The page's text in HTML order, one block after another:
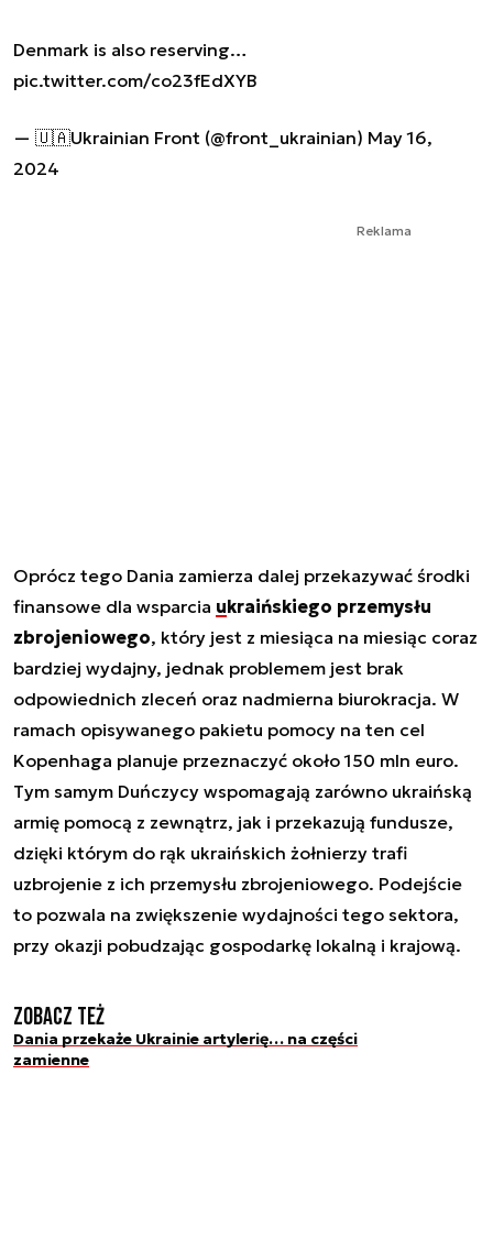
Denmark is also reserving…
pic.twitter.com/co23fEdXYB
— 🇺🇦Ukrainian Front (@front_ukrainian) May 16,
2024
Reklama
Oprócz tego Dania zamierza dalej przekazywać środki
finansowe dla wsparcia ukraińskiego przemysłu
zbrojeniowego, który jest z miesiąca na miesiąc coraz
bardziej wydajny, jednak problemem jest brak
odpowiednich zleceń oraz nadmierna biurokracja. W
ramach opisywanego pakietu pomocy na ten cel
Kopenhaga planuje przeznaczyć około 150 mln euro.
Tym samym Duńczycy wspomagają zarówno ukraińską
armię pomocą z zewnątrz, jak i przekazują fundusze,
dzięki którym do rąk ukraińskich żołnierzy trafi
uzbrojenie z ich przemysłu zbrojeniowego. Podejście
to pozwala na zwiększenie wydajności tego sektora,
przy okazji pobudzając gospodarkę lokalną i krajową.
Zobacz też
Dania przekaże Ukrainie artylerię… na części
zamienne